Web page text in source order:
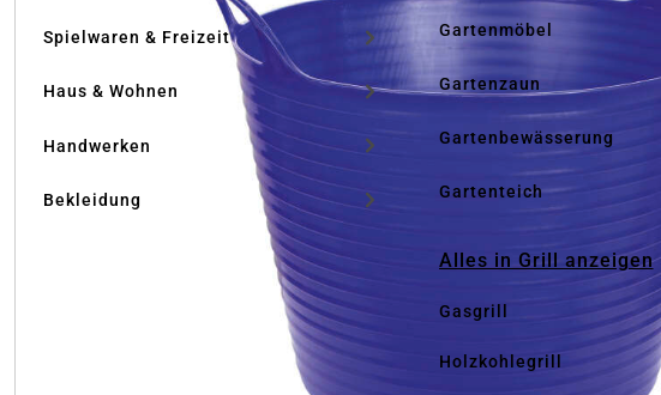
Spielwaren & Freizeit
Haus & Wohnen
Handwerken
Bekleidung
Gartenmöbel
Gartenzaun
Gartenbewässerung
Gartenteich
Alles in Grill anzeigen
Gasgrill
Holzkohlegrill